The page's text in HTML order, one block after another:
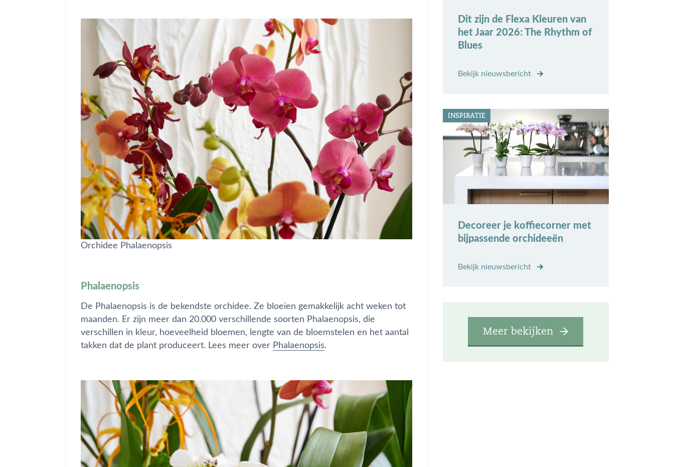
Orchidee Phalaenopsis
Phalaenopsis
De Phalaenopsis is de bekendste orchidee. Ze bloeien gemakkelijk acht weken tot
maanden. Er zijn meer dan 20.000 verschillende soorten Phalaenopsis, die
verschillen in kleur, hoeveelheid bloemen, lengte van de bloemstelen en het aantal
takken dat de plant produceert. Lees meer over Phalaenopsis.
Dit zijn de Flexa Kleuren van
het Jaar 2026: The Rhythm of
Blues
Bekijk nieuwsbericht
INSPIRATIE
Decoreer je koffiecorner met
bijpassende orchideeën
Bekijk nieuwsbericht
Meer bekijken